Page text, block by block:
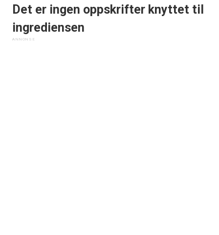
Det er ingen oppskrifter knyttet til
ingrediensen